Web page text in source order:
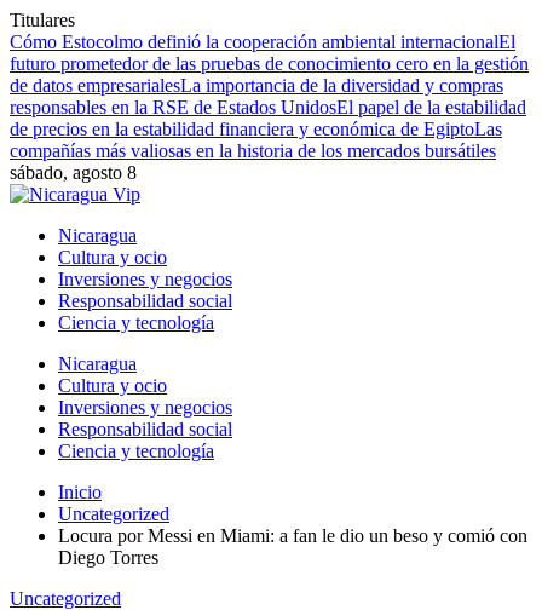
Titulares
Cómo Estocolmo definió la cooperación ambiental internacionalEl
futuro prometedor de las pruebas de conocimiento cero en la gestión
de datos empresarialesLa importancia de la diversidad y compras
responsables en la RSE de Estados UnidosEl papel de la estabilidad
de precios en la estabilidad financiera y económica de EgiptoLas
compañías más valiosas en la historia de los mercados bursátiles
sábado, agosto 8
Nicaragua
Cultura y ocio
Inversiones y negocios
Responsabilidad social
Ciencia y tecnología
Nicaragua
Cultura y ocio
Inversiones y negocios
Responsabilidad social
Ciencia y tecnología
Inicio
Uncategorized
Locura por Messi en Miami: a fan le dio un beso y comió con
Diego Torres
Uncategorized